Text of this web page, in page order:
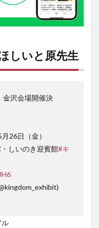
しいと原先生
金沢会場開催決
26日（金）
しいのき迎賓館#キ
ル